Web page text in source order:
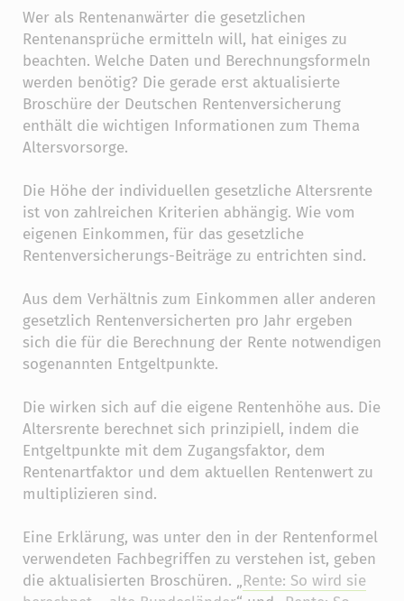
Wer als Rentenanwärter die gesetzlichen
Rentenansprüche ermitteln will, hat einiges zu
beachten. Welche Daten und Berechnungsformeln
werden benötig? Die gerade erst aktualisierte
Broschüre der Deutschen Rentenversicherung
enthält die wichtigen Informationen zum Thema
Altersvorsorge.
Die Höhe der individuellen gesetzliche Altersrente
ist von zahlreichen Kriterien abhängig. Wie vom
eigenen Einkommen, für das gesetzliche
Rentenversicherungs-Beiträge zu entrichten sind.
Aus dem Verhältnis zum Einkommen aller anderen
gesetzlich Rentenversicherten pro Jahr ergeben
sich die für die Berechnung der Rente notwendigen
sogenannten Entgeltpunkte.
Die wirken sich auf die eigene Rentenhöhe aus. Die
Altersrente berechnet sich prinzipiell, indem die
Entgeltpunkte mit dem Zugangsfaktor, dem
Rentenartfaktor und dem aktuellen Rentenwert zu
multiplizieren sind.
Eine Erklärung, was unter den in der Rentenformel
verwendeten Fachbegriffen zu verstehen ist, geben
die aktualisierten Broschüren. „Rente: So wird sie